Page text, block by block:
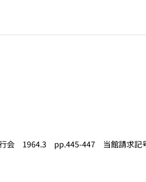
会 1964.3 pp.445-447 当館請求記